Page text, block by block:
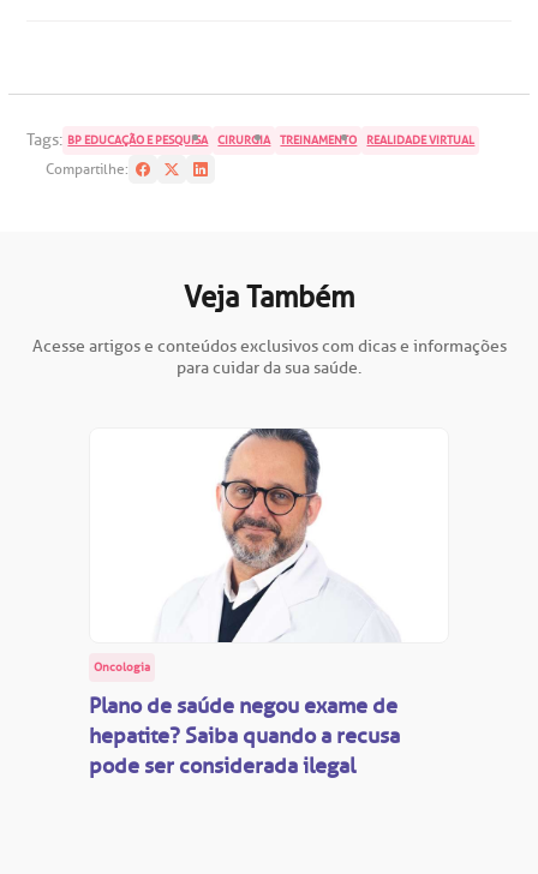
R. Martiniano de Carvalho, 965
Clínica Medicina da Mulher
Saiba mais
R. Colômbia, 332
CEP: 01438-000 | Jardim Paulista
São Paulo - SP
de Benchmarking
frequentes
e perdidos
Tags: BP EDUCAÇÃO E PESQUISA CIRURGIA TREINAMENTO REALIDADE VIRTUAL
Compartilhe:
Veja Também
Acesse artigos e conteúdos exclusivos com dicas e informações
para cuidar da sua saúde.
Oncologia
Plano de saúde negou exame de
hepatite? Saiba quando a recusa
pode ser considerada ilegal